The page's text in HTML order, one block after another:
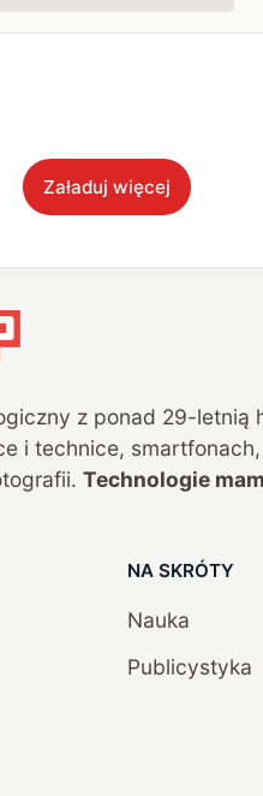
Załaduj więcej
z ponad 29-letnią
i technice, smartfonach,
Technologie
NA SKRÓTY
Nauka
Publicystyka